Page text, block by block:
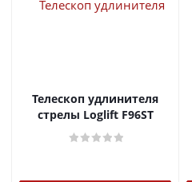
Телескоп удлинителя
стрелы Loglift F96ST